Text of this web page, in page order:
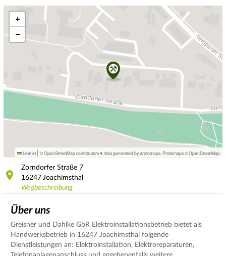
+
−
Leaflet | © OpenStreetMap contributors ♥, tiles generated by protomaps Protomaps©OpenStreetMap
Zorndorfer Straße 7
16247 Joachimsthal
Wegbeschreibung
Über uns
Greisner und Dahlke GbR Elektroinstallationsbetrieb bietet als
Handwerksbetrieb in 16247 Joachimsthal folgende
Dienstleistungen an: Elektroinstallation, Elektroreparaturen,